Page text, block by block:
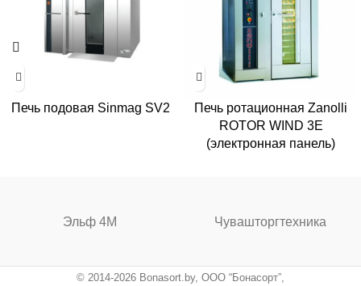
Печь подовая Sinmag SV2
Печь ротационная Zanolli
ROTOR WIND 3E
(электронная панель)
Эльф 4М Чувашторгтехника
© 2014-2026 Bonasort.by, ООО “Бонасорт”,